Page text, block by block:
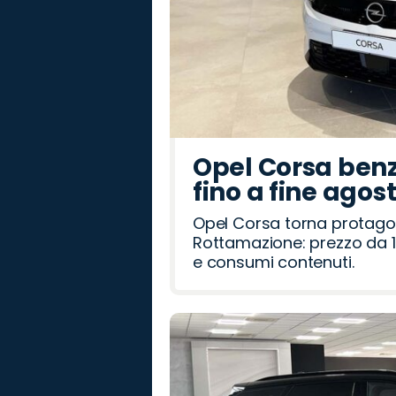
Opel Corsa
fino a fine
Opel Corsa torna
Rottamazione: prezzo da
e consumi contenuti.